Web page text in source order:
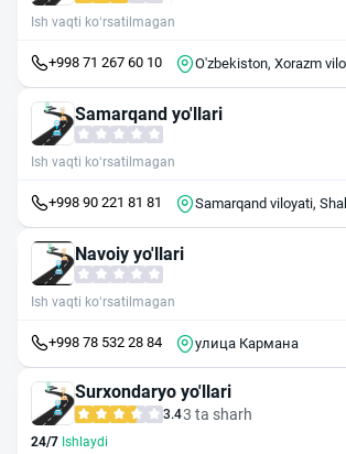
Ish vaqti ko‘rsatilmagan
+998 71 267 60 10
O'zbekiston, Xorazm
Samarqand yo'llari
Ish vaqti ko‘rsatilmagan
+998 90 221 81 81
Samarqand viloyati,
Navoiy yo'llari
Ish vaqti ko‘rsatilmagan
+998 78 532 28 84 улица Кармана
Surxondaryo yo'llari
3.43 ta sharh
24/7 Ishlaydi